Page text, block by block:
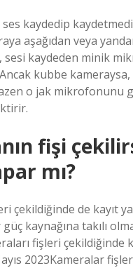
kaydedip
aşağıdan veya
sesi kaydeden minik
kubbe
o jak mikrofonunu
fişi
mı?
çekildiğinde de kayıt
kaynağına takılı
fişleri çekildiğinde
2023Kameralar